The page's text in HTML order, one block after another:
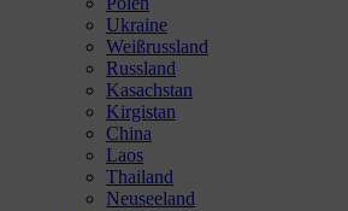
Ukraine
Weißrussland
Russland
Kasachstan
Kirgistan
China
Laos
Thailand
Neuseeland